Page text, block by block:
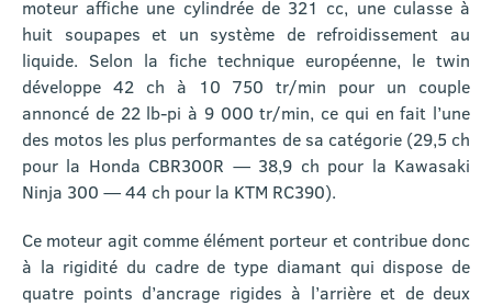
moteur affiche une cylindrée de 321 cc, une culasse à
huit soupapes et un système de refroidissement au
liquide. Selon la fiche technique européenne, le twin
développe 42 ch à 10 750 tr/min pour un couple
annoncé de 22 lb-pi à 9 000 tr/min, ce qui en fait l’une
des motos les plus performantes de sa catégorie (29,5 ch
pour la Honda CBR300R — 38,9 ch pour la Kawasaki
Ninja 300 — 44 ch pour la KTM RC390).
Ce moteur agit comme élément porteur et contribue donc
à la rigidité du cadre de type diamant qui dispose de
quatre points d’ancrage rigides à l’arrière et de deux